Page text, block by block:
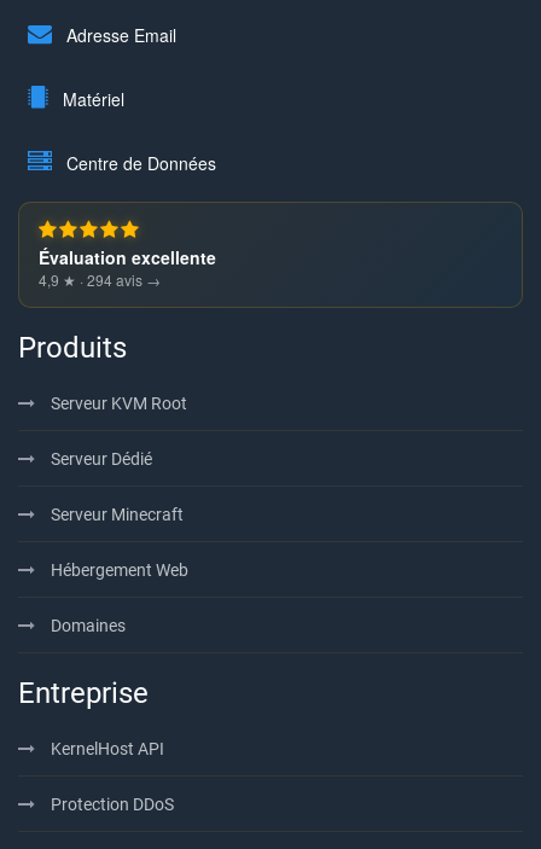
Adresse Email
Matériel
Centre de Données
Évaluation excellente
4,9 ★ · 294 avis →
Produits
Serveur KVM Root
Serveur Dédié
Serveur Minecraft
Hébergement Web
Domaines
Entreprise
KernelHost API
Protection DDoS